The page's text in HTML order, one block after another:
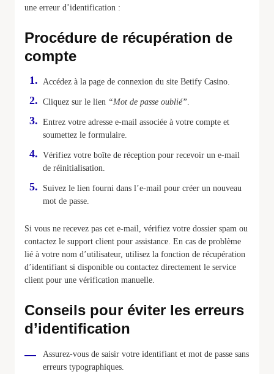
une erreur d’identification :
Procédure de récupération de
compte
Accédez à la page de connexion du site Betify Casino.
Cliquez sur le lien “Mot de passe oublié”.
Entrez votre adresse e-mail associée à votre compte et
soumettez le formulaire.
Vérifiez votre boîte de réception pour recevoir un e-mail
de réinitialisation.
Suivez le lien fourni dans l’e-mail pour créer un nouveau
mot de passe.
Si vous ne recevez pas cet e-mail, vérifiez votre dossier spam ou
contactez le support client pour assistance. En cas de problème
lié à votre nom d’utilisateur, utilisez la fonction de récupération
d’identifiant si disponible ou contactez directement le service
client pour une vérification manuelle.
Conseils pour éviter les erreurs
d’identification
Assurez-vous de saisir votre identifiant et mot de passe sans
erreurs typographiques.